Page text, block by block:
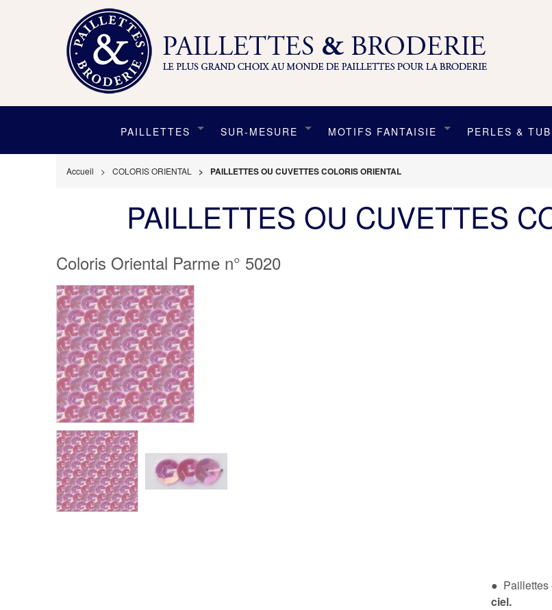
PAILLETTES SUR-MESURE MOTIFS FANTAISIE PERLES &
Accueil COLORIS ORIENTAL PAILLETTES OU CUVETTES COLORIS ORIENTAL
PAILLETTES OU CUVETTES
Coloris Oriental Parme n° 5020
● Paillettes
ciel.